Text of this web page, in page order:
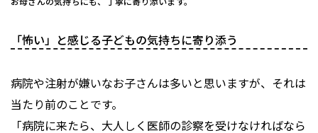
「怖い」と感じる子どもの気持ちに寄り添う
病院や注射が嫌いなお子さんは多いと思いますが、それは
当たり前のことです。
「病院に来たら、大人しく医師の診察を受けなければなら